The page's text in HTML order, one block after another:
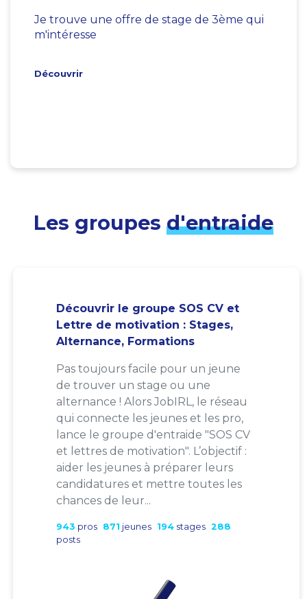
Je trouve une offre de stage de 3ème qui
m'intéresse
Découvrir
Les groupes d'entraide
Découvrir le groupe SOS CV et
Lettre de motivation : Stages,
Alternance, Formations
Pas toujours facile pour un jeune
de trouver un stage ou une
alternance ! Alors JobIRL, le réseau
qui connecte les jeunes et les pro,
lance le groupe d'entraide "SOS CV
et lettres de motivation". L’objectif :
aider les jeunes à préparer leurs
candidatures et mettre toutes les
chances de leur...
943 pros 871 jeunes 194 stages 288
posts